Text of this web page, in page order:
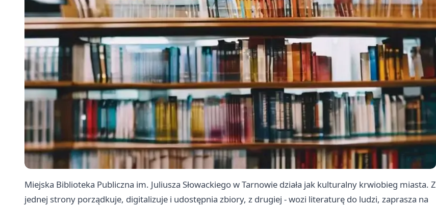
Miejska Biblioteka Publiczna im. Juliusza Słowackiego w Tarnowie działa jak kulturalny krwiobieg miasta. Z
jednej strony porządkuje, digitalizuje i udostępnia zbiory, z drugiej - wozi literaturę do ludzi, zaprasza na